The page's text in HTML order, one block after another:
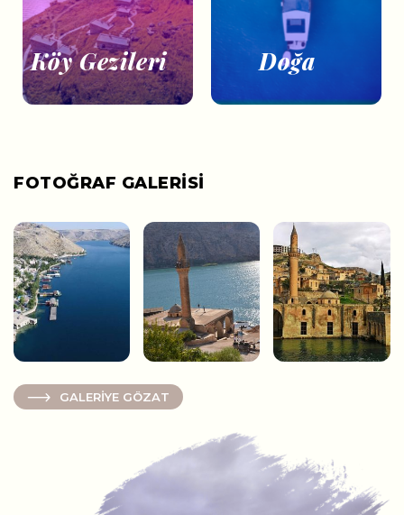
Köy Gezileri Doğa
FOTOĞRAF GALERİSİ
GALERİYE GÖZAT